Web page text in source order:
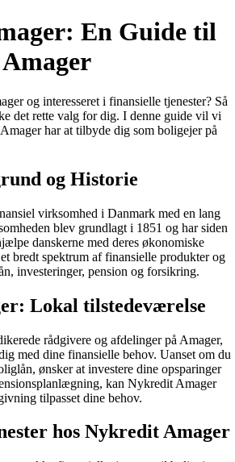
En Guide til
og interesseret i finansielle tjenester? Så
det rette valg for dig. I denne guide vil vi
har at tilbyde dig som boligejer på
og Historie
virksomhed i Danmark med en lang
blev grundlagt i 1851 og har siden
danskerne med deres økonomiske
bredt spektrum af finansielle produkter og
investeringer, pension og forsikring.
Lokal tilstedeværelse
rådgivere og afdelinger på Amager,
med dine finansielle behov. Uanset om du
ønsker at investere dine opsparinger
kan Nykredit Amager
tilpasset dine behov.
hos Nykredit Amager